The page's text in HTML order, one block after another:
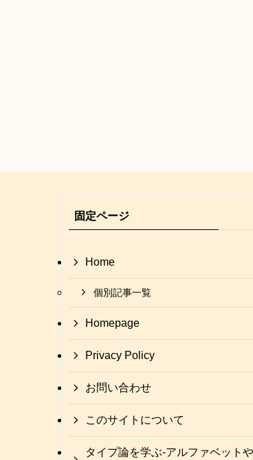
固定ページ
Home
個別記事一覧
Homepage
Privacy Policy
お問い合わせ
このサイトについて
タイプ論を学ぶ-アルファベット